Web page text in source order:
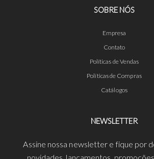
SOBRE NÓS
Empresa
Contato
Políticas de Vendas
Políticas de Compras
Catálogos
NEWSLETTER
Assine nossa newsletter e fique por
novidades, lançamentos,